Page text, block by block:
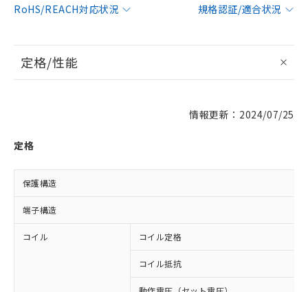
RoHS/REACH対応状況
規格認証/適合状況
定格/性能
情報更新：2024/07/25
定格
保護構造
端子構造
コイル コイル定格
コイル抵抗